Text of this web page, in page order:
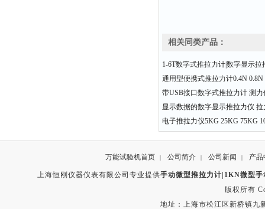
相关同类产品：
1-6T数字式推拉力计|数字显示拉
通用型便携式推拉力计0.4N 0.8N
带USB接口数字式推拉力计 测力
显示数据的数字显示推拉力仪 拉
电子推拉力仪5KG 25KG 75KG
万能试验机首页 | 公司简介 | 公司新闻 | 产品
上海恒刚仪器仪表有限公司专业提供手动微型推拉力计|1KN微型手
版权所有
地址：上海市松江区新桥镇九